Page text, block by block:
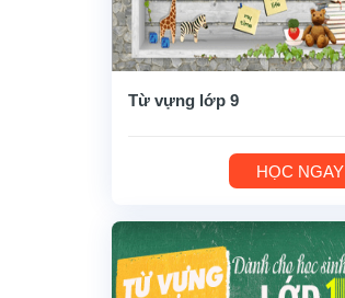
Từ vựng lớp 9
HỌC NGAY